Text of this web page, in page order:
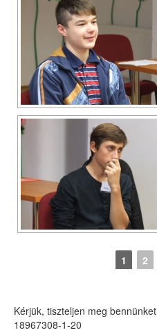
1 2
Kérjük, tiszteljen meg
18967308-1-20